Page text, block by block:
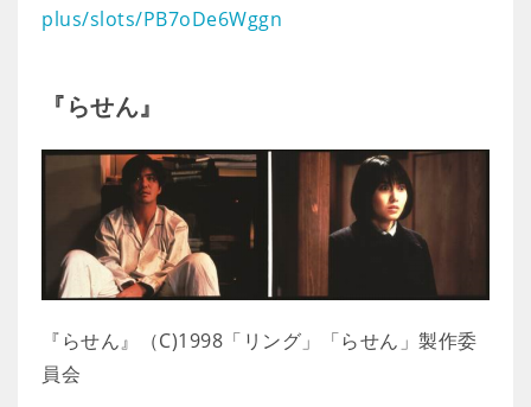
plus/slots/PB7oDe6Wggn
『らせん』
『らせん』（C)1998「リング」「らせん」製作委
員会